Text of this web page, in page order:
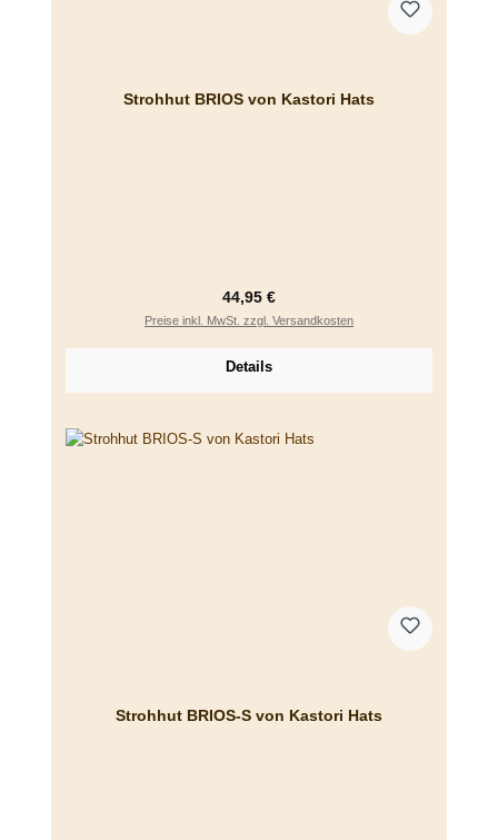
Strohhut BRIOS von Kastori Hats
Regulärer Preis:
44,95 €
Preise inkl. MwSt. zzgl. Versandkosten
Details
Strohhut BRIOS-S von Kastori Hats